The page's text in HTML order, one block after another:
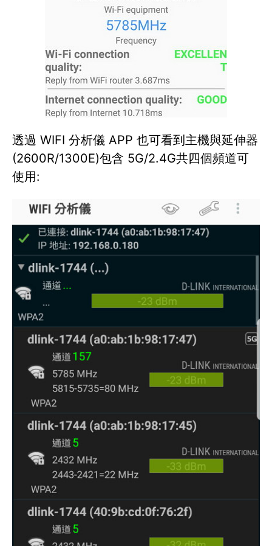
透過 WIFI 分析儀 APP 也可看到主機與延伸器
(2600R/1300E)包含 5G/2.4G共四個頻道可
使用: